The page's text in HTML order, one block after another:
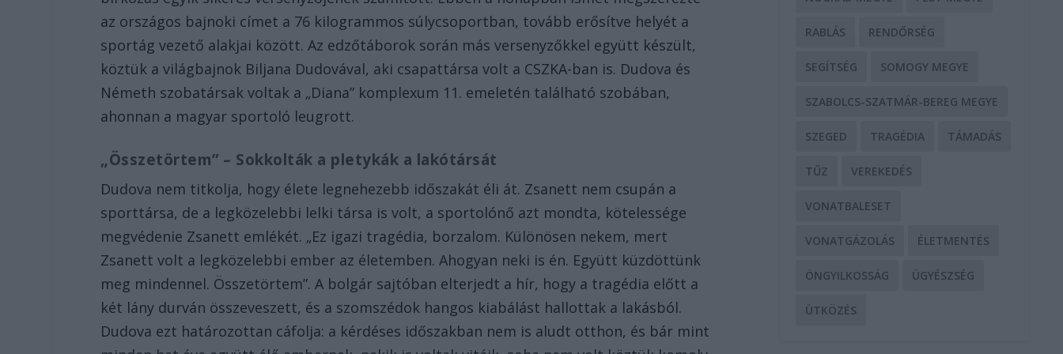
az országos bajnoki címet a 76 kilogrammos súlycsoportban, tovább erősítve helyét a
sportág vezető alakjai között. Az edzőtáborok során más versenyzőkkel együtt készült,
köztük a világbajnok Biljana Dudovával, aki csapattársa volt a CSZKA-ban is. Dudova és
Németh szobatársak voltak a „Diana” komplexum 11. emeletén található szobában,
ahonnan a magyar sportoló leugrott.
„Összetörtem” – Sokkolták a pletykák a lakótársát
Dudova nem titkolja, hogy élete legnehezebb időszakát éli át. Zsanett nem csupán a
sporttársa, de a legközelebbi lelki társa is volt, a sportolónő azt mondta, kötelessége
megvédenie Zsanett emlékét. „Ez igazi tragédia, borzalom. Különösen nekem, mert
Zsanett volt a legközelebbi ember az életemben. Ahogyan neki is én. Együtt küzdöttünk
meg mindennel. Összetörtem”. A bolgár sajtóban elterjedt a hír, hogy a tragédia előtt a
két lány durván összeveszett, és a szomszédok hangos kiabálást hallottak a lakásból.
Dudova ezt határozottan cáfolja: a kérdéses időszakban nem is aludt otthon, és bár mint
RABLÁS RENDŐRSÉG
SEGÍTSÉG SOMOGY MEGYE
SZABOLCS-SZATMÁR-BEREG MEGYE
SZEGED TRAGÉDIA TÁMADÁS
TŰZ VEREKEDÉS
VONATBALESET
VONATGÁZOLÁS ÉLETMENTÉS
ÖNGYILKOSSÁG ÜGYÉSZSÉG
ÜTKÖZÉS